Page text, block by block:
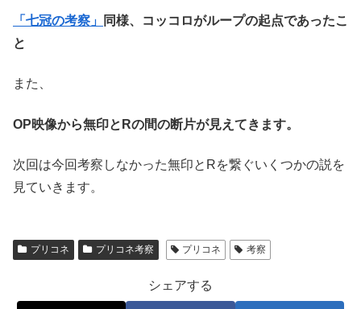
「七冠の考察」
同様、コッコロがループの起点であったこ
と
また、
OP映像から無印とRの間の断片が見えてきます。
次回は今回考察しなかった無印とRを繋ぐいくつかの説を
見ていきます。
プリコネ プリコネ考察 プリコネ 考察
シェアする